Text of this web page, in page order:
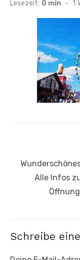
Lesezeit: 0 min - 1
Vorheriger
Beitrag:Alle Infos
Schreibe